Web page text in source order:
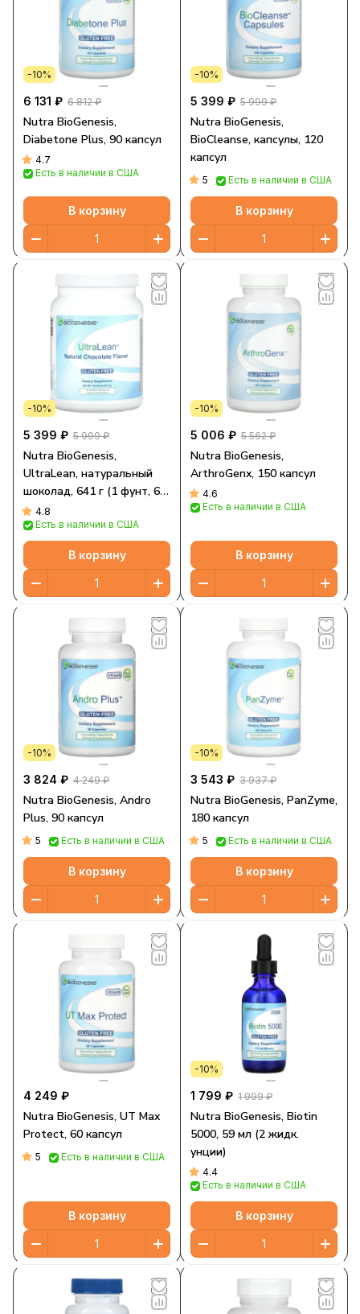
-10%
6 131 ₽ 6 812 ₽
Nutra BioGenesis,
Diabetone Plus, 90 капсул
4.7
Есть в наличии в США
В корзину
-10%
5 399 ₽ 5 999 ₽
Nutra BioGenesis,
BioCleanse, капсулы, 120
капсул
5 Есть в наличии в США
В корзину
-10%
5 399 ₽ 5 999 ₽
Nutra BioGenesis,
UltraLean, натуральный
шоколад, 641 г (1 фунт, 6,6
унции)
4.8
Есть в наличии в США
В корзину
-10%
5 006 ₽ 5 562 ₽
Nutra BioGenesis,
ArthroGenx, 150 капсул
4.6
Есть в наличии в США
В корзину
-10%
3 824 ₽ 4 249 ₽
Nutra BioGenesis, Andro
Plus, 90 капсул
5 Есть в наличии в США
В корзину
-10%
3 543 ₽ 3 937 ₽
Nutra BioGenesis, PanZyme,
180 капсул
5 Есть в наличии в США
В корзину
4 249 ₽
Nutra BioGenesis, UT Max
Protect, 60 капсул
5 Есть в наличии в США
В корзину
-10%
1 799 ₽ 1 999 ₽
Nutra BioGenesis, Biotin
5000, 59 мл (2 жидк.
унции)
4.4
Есть в наличии в США
В корзину